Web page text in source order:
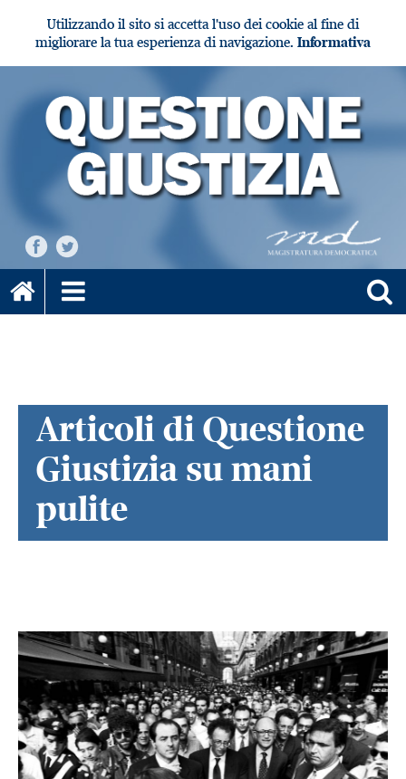
Utilizzando il sito si accetta l'uso dei cookie al fine di
migliorare la tua esperienza di navigazione. Informativa
Articoli di Questione
Giustizia su mani
pulite